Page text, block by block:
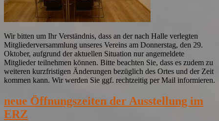
Wir bitten um Ihr Verständnis, dass an der nach Halle verlegten
Mitgliederversammlung unseres Vereins am Donnerstag, den 29.
Oktober, aufgrund der aktuellen Situation nur angemeldete
Mitglieder teilnehmen können. Bitte beachten Sie, dass es zudem zu
weiteren kurzfristigen Änderungen bezüglich des Ortes und der Zeit
kommen kann. Wir werden Sie ggf. rechtzeitig per Mail informieren.
neue Öffnungszeiten der Ausstellung im
ERZ